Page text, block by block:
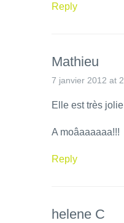
Reply
Mathieu
7 janvier 2012 at
Elle est très
A moâaaaaaa!!!
Reply
helene C